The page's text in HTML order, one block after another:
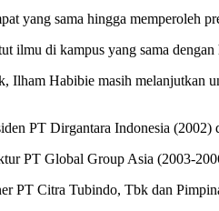
yang sama hingga memperoleh
ilmu di kampus yang sama dengan
Ilham Habibie masih
PT Dirgantara Indonesia
PT Global Group Asia (2003-
PT Citra Tubindo, Tbk dan